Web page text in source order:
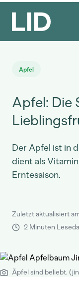
Apfel
Apfel: Die
Der Apfel ist in
dient als
Erntesaison.
Zuletzt aktualisiert
2 Minuten
Äpfel sind beliebt.